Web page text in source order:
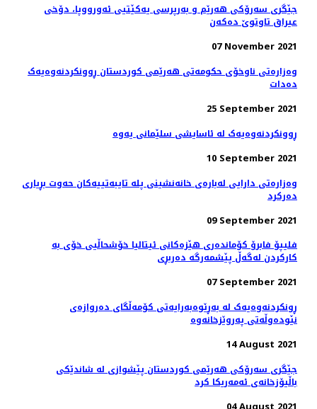
جێگری سەرۆکی هەرێم و بەرپرسی یەکێتیی ئەورووپا، دۆخى
عيراق تاوتوێ ده‌كه‌ن
07 November 2021
وەزارەتی ناوخۆی حکومەتی هەرێمی کوردستان ڕوونکردنەوەیەک
دەدات
25 September 2021
ڕوونکردنەوەیەک لە ئاسایشی سلێمانی یەوە
10 September 2021
وەزارەتی دارایی لەبارەی خانەنشینی پلە تایبەتییەکان حەوت بڕیاری
دەرکرد
09 September 2021
فلیپۆ فابرۆ کۆماندەری هێزەکانی ئیتالیا خۆشحاڵیی خۆی بە
كاركردن لەگەڵ پێشمەرگە دەربڕی
07 September 2021
ڕونکردنەوەیەک لە بەڕێوەبەرایەتی کۆمەڵگای دەروازەی
نێودەوڵەتی پەروێزخانەوە
14 August 2021
جێگری سەرۆکی هەرێمی کوردستان پێشوازی لە شاندێکی
باڵیۆزخانه‌ی ئه‌مه‌ریکا کرد